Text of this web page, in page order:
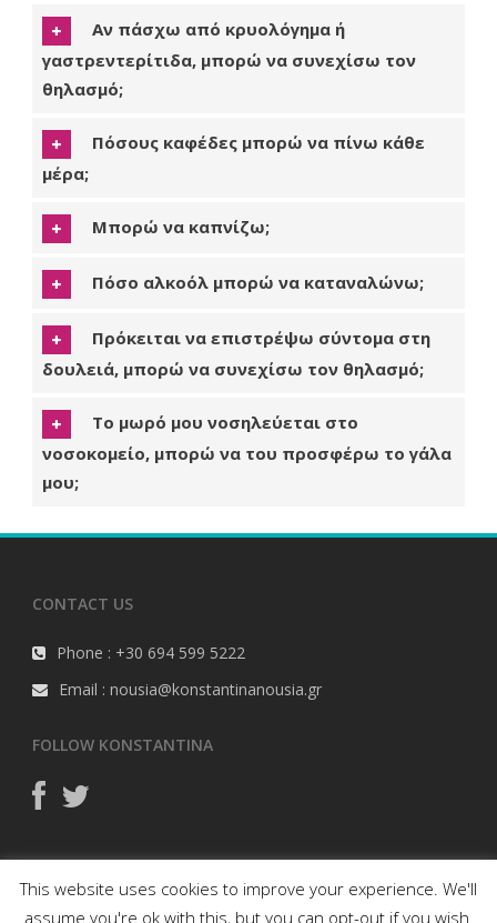
Αν πάσχω από κρυολόγημα ή
γαστρεντερίτιδα, μπορώ να συνεχίσω τον
θηλασμό;
Πόσους καφέδες μπορώ να πίνω κάθε
μέρα;
Μπορώ να καπνίζω;
Πόσο αλκοόλ μπορώ να καταναλώνω;
Πρόκειται να επιστρέψω σύντομα στη
δουλειά, μπορώ να συνεχίσω τον θηλασμό;
Το μωρό μου νοσηλεύεται στο
νοσοκομείο, μπορώ να του προσφέρω το γάλα
μου;
CONTACT US
Phone : +30 694 599 5222
Email : nousia@konstantinanousia.gr
FOLLOW KONSTANTINA
Όροι Χρήσης
This website uses cookies to improve your experience. We'll
assume you're ok with this, but you can opt-out if you wish.